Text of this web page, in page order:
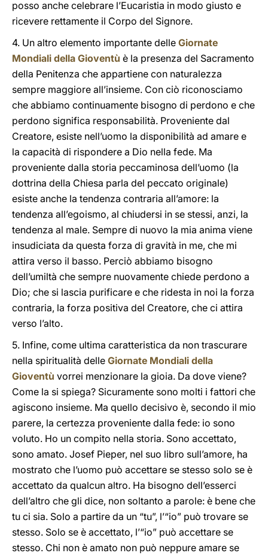
posso anche celebrare l’Eucaristia in modo giusto e
ricevere rettamente il Corpo del Signore.
4. Un altro elemento importante delle Giornate
Mondiali della Gioventù è la presenza del Sacramento
della Penitenza che appartiene con naturalezza
sempre maggiore all’insieme. Con ciò riconosciamo
che abbiamo continuamente bisogno di perdono e che
perdono significa responsabilità. Proveniente dal
Creatore, esiste nell’uomo la disponibilità ad amare e
la capacità di rispondere a Dio nella fede. Ma
proveniente dalla storia peccaminosa dell’uomo (la
dottrina della Chiesa parla del peccato originale)
esiste anche la tendenza contraria all’amore: la
tendenza all’egoismo, al chiudersi in se stessi, anzi, la
tendenza al male. Sempre di nuovo la mia anima viene
insudiciata da questa forza di gravità in me, che mi
attira verso il basso. Perciò abbiamo bisogno
dell’umiltà che sempre nuovamente chiede perdono a
Dio; che si lascia purificare e che ridesta in noi la forza
contraria, la forza positiva del Creatore, che ci attira
verso l’alto.
5. Infine, come ultima caratteristica da non trascurare
nella spiritualità delle Giornate Mondiali della
Gioventù vorrei menzionare la gioia. Da dove viene?
Come la si spiega? Sicuramente sono molti i fattori che
agiscono insieme. Ma quello decisivo è, secondo il mio
parere, la certezza proveniente dalla fede: io sono
voluto. Ho un compito nella storia. Sono accettato,
sono amato. Josef Pieper, nel suo libro sull’amore, ha
mostrato che l’uomo può accettare se stesso solo se è
accettato da qualcun altro. Ha bisogno dell’esserci
dell’altro che gli dice, non soltanto a parole: è bene che
tu ci sia. Solo a partire da un “tu”, l’“io” può trovare se
stesso. Solo se è accettato, l’“io” può accettare se
stesso. Chi non è amato non può neppure amare se